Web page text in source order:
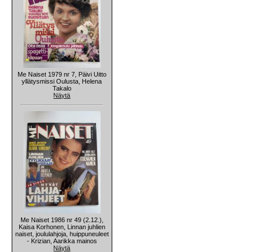
Me Naiset 1979 nr 7, Päivi Uitto
yllätysmissi Oulusta, Helena
Takalo
Näytä
Me Naiset 1986 nr 49 (2.12.),
Kaisa Korhonen, Linnan juhlien
naiset, joululahjoja, huippuneuleet
- Krizian, Aarikka mainos
Näytä